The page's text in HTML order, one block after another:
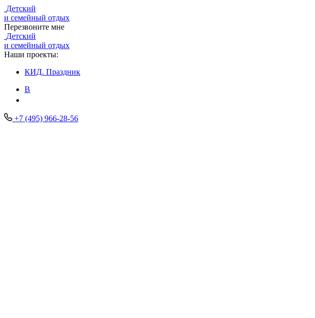
Детский
и семейный отдых
Перезвоните мне
Детский
и семейный отдых
Наши проекты:
КИД. Праздник
В
+7 (495) 966-28-56